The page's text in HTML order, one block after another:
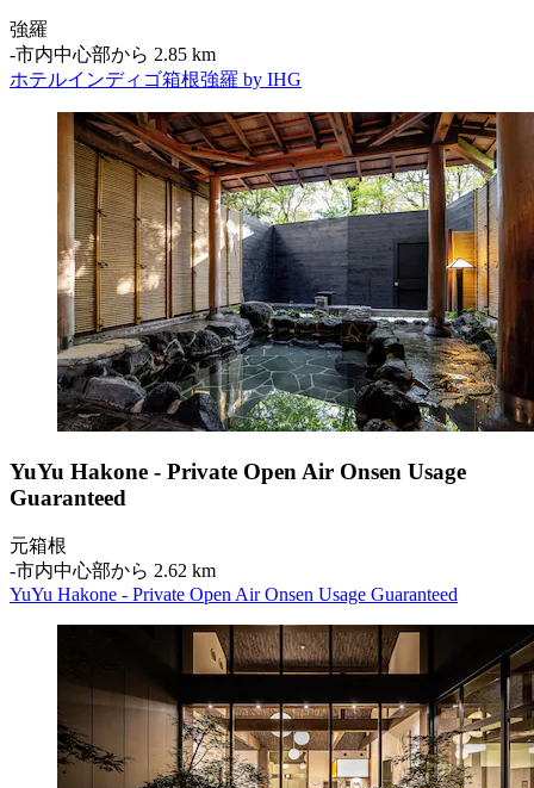
強羅
‐市内中心部から 2.85 km
ホテルインディゴ箱根強羅 by IHG
YuYu Hakone - Private Open Air Onsen Usage
Guaranteed
元箱根
‐市内中心部から 2.62 km
YuYu Hakone - Private Open Air Onsen Usage Guaranteed